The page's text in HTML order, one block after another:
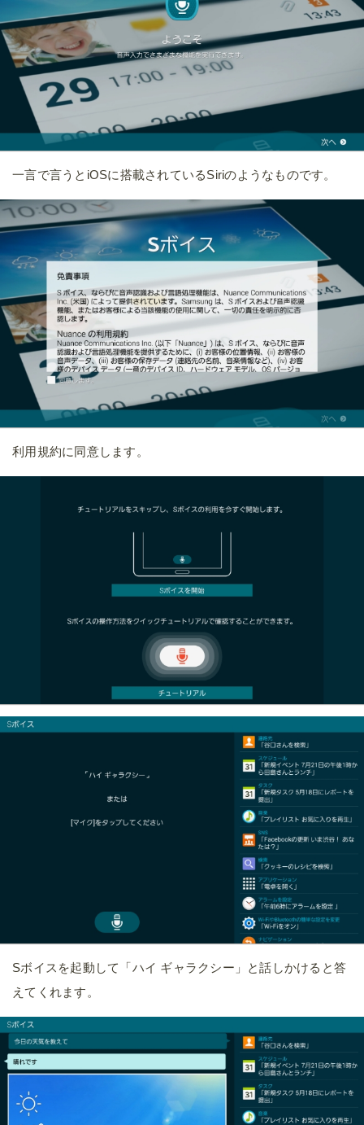
一言で言うとiOSに搭載されているSiriのようなものです。
利用規約に同意します。
Sボイスを起動して「ハイ ギャラクシー」と話しかけると答
えてくれます。